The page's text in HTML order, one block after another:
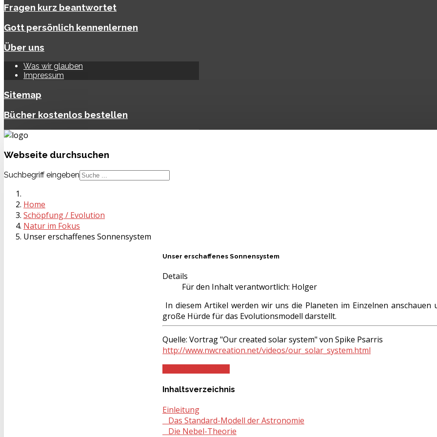
Fragen kurz beantwortet
Gott persönlich kennenlernen
Über uns
Was wir glauben
Impressum
Sitemap
Bücher kostenlos bestellen
Webseite durchsuchen
Suchbegriff eingeben
Home
Schöpfung / Evolution
Natur im Fokus
Unser erschaffenes Sonnensystem
Unser erschaffenes Sonnensystem
Details
Für den Inhalt verantwortlich: Holger
In diesem Artikel werden wir uns die Planeten im Einzelnen
große Hürde für das Evolutionsmodell darstellt.
Quelle: Vortrag "Our created solar system" von Spike Psarris
http://www.nwcreation.net/videos/our_solar_system.html
Inhaltsverzeichnis
Einleitung
Das Standard-Modell der Astronomie
Die Nebel-Theorie